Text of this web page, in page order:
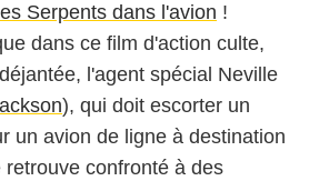
Serpents dans l'avion !
dans ce film d'action culte,
l'agent spécial Neville
), qui doit escorter un
un avion de ligne à destination
confronté à des